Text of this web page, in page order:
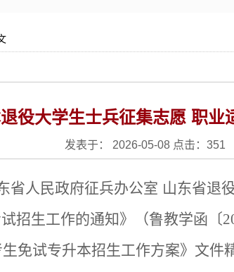
役大学生士兵征集志愿 职业
发表于： 2026-05-08 点击： 351
省人民政府征兵办公室 山东省退
招生工作的通知》（鲁教学函〔
免试专升本招生工作方案》文件